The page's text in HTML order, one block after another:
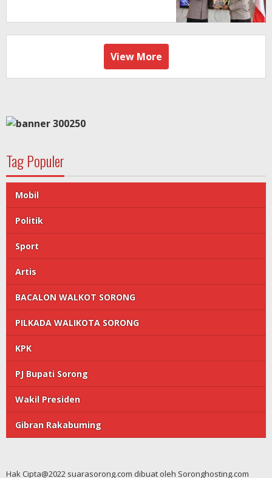
View More
Tag Populer
Mobil
Politik
Sport
Artis
BACALON WALKOT SORONG
PILKADA WALIKOTA SORONG
KPK
PJ Bupati Sorong
Wakil Presiden
Gibran Rakabuming
Hak Cipta@2022 suarasorong.com dibuat oleh Soronghosting.com